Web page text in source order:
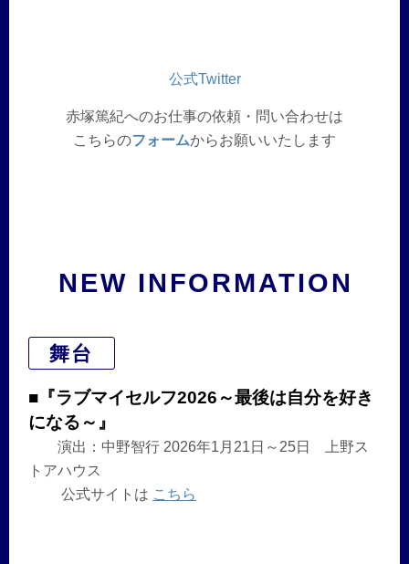
公式Twitter
赤塚篤紀へのお仕事の依頼・問い合わせは
こちらのフォームからお願いいたします
NEW INFORMATION
舞台
■『ラブマイセルフ2026～最後は自分を好き
になる～』
演出：中野智行 2026年1月21日～25日 上野ス
トアハウス
公式サイトは こちら